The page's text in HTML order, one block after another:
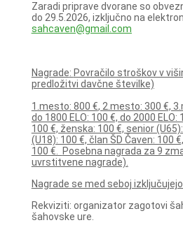
Zaradi priprave dvorane so
do 29.5.2026, izključno na
sahcaven@gmail.com
Nagrade: Povračilo stroškov v
predložitvi davčne številke)
1.mesto: 800 €, 2.mesto: 300 €,
do 1800 ELO: 100 €, do 2000 ELO:
100 €, ženska: 100 €, senior
(U18): 100 €, član ŠD Čaven: 100
100 €.
Posebna nagrada za 9
uvrstitvene nagrade).
Nagrade se med seboj izključujejo.
Rekviziti: organizator zagotovi
šahovske ure.